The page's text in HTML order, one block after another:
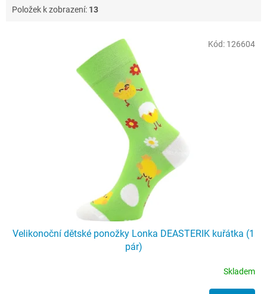
Položek k zobrazení: 13
Velikonoční dětské ponožky Lonka DEASTERIK kuřátka (1
pár)
Skladem
Kód: 126604